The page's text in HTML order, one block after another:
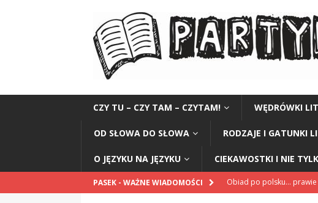
CZY TU – CZY TAM – CZYTAM! WĘDRÓWKI
OD SŁOWA DO SŁOWA RODZAJE I GATUNKI
O JĘZYKU NA JĘZYKU CIEKAWOSTKI I NIE
PASEK - WAŻNE WIADOMOŚCI Obiad po polsku… prawie